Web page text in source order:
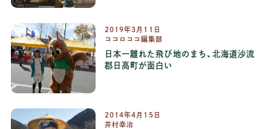
2019年3 月 11
日
ココロココ編集部
日本一離れた飛び地のまち、北海道沙流
郡日高町が面白い
2014年4 月 15 日
井村幸治